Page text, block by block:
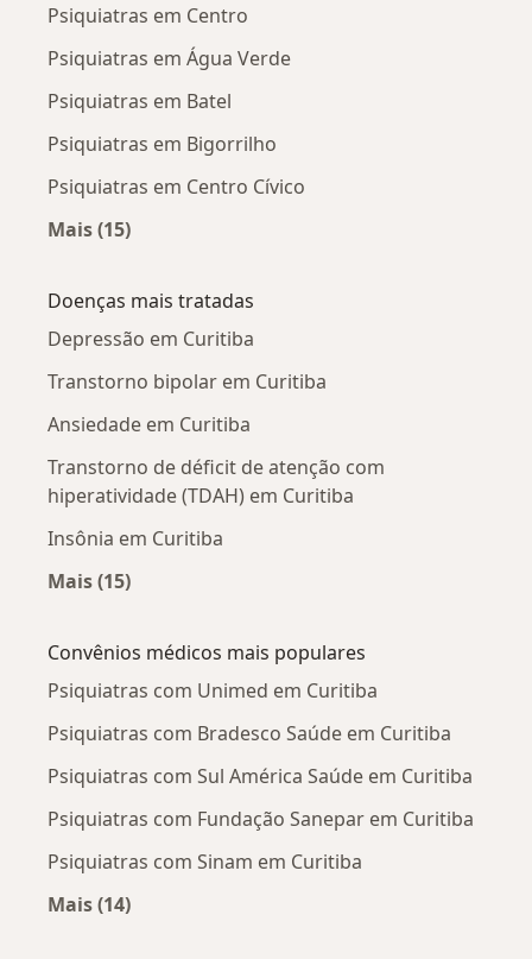
Psiquiatras em Centro
Psiquiatras em Água Verde
Psiquiatras em Batel
Psiquiatras em Bigorrilho
Psiquiatras em Centro Cívico
Mais (15)
Doenças mais tratadas
Depressão em Curitiba
Transtorno bipolar em Curitiba
Ansiedade em Curitiba
Transtorno de déficit de atenção com
hiperatividade (TDAH) em Curitiba
Insônia em Curitiba
Mais (15)
Convênios médicos mais populares
Psiquiatras com Unimed em Curitiba
Psiquiatras com Bradesco Saúde em Curitiba
Psiquiatras com Sul América Saúde em Curitiba
Psiquiatras com Fundação Sanepar em Curitiba
Psiquiatras com Sinam em Curitiba
Mais (14)